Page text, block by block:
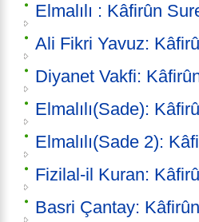
Elmalılı : Kâfirûn
Ali Fikri Yavuz:
Diyanet Vakfi:
Elmalılı(Sade):
Elmalılı(Sade 2):
Fizilal-il Kuran:
Basri Çantay: